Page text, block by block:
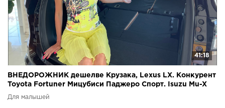
41:18
ВНЕДОРОЖНИК дешелве Крузака, Lexus LX. Конкурент
Toyota Fortuner Мицубиси Паджеро Спорт. Isuzu Mu-X
Для малышей